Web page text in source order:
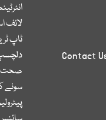
Contact
لائف
ٹاپ
صحت
سونے